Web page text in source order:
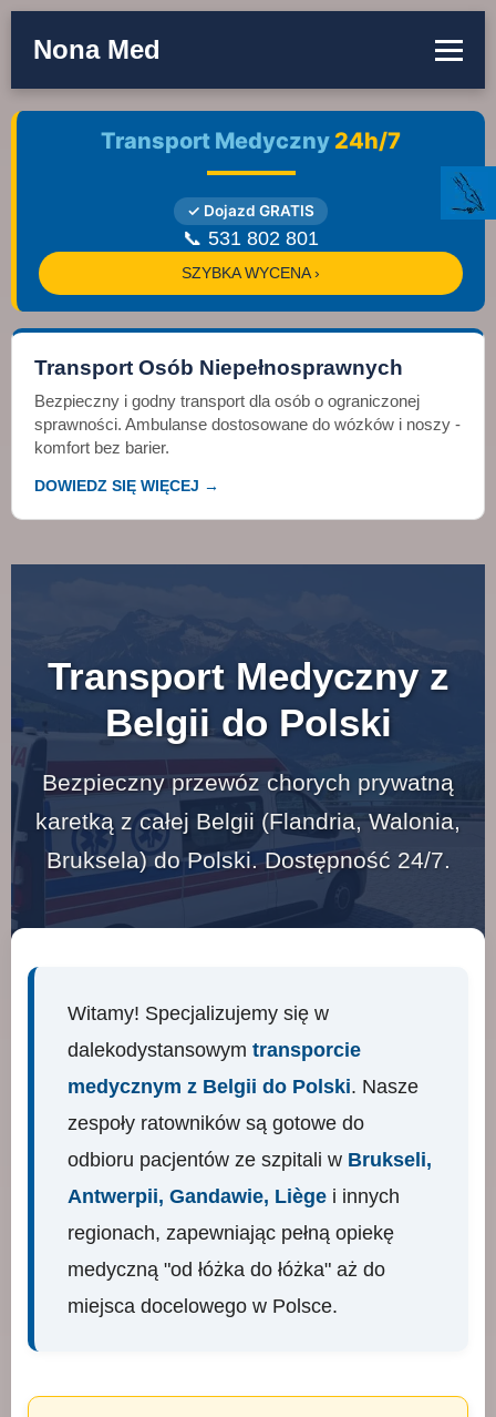
Nona Med
Transport Medyczny 24h/7
✓ Dojazd GRATIS
📞 531 802 801
SZYBKA WYCENA ›
Transport Osób Niepełnosprawnych
Bezpieczny i godny transport dla osób o ograniczonej
sprawności. Ambulanse dostosowane do wózków i noszy -
komfort bez barier.
DOWIEDZ SIĘ WIĘCEJ →
Transport Medyczny z
Belgii do Polski
Bezpieczny przewóz chorych prywatną
karetką z całej Belgii (Flandria, Walonia,
Bruksela) do Polski. Dostępność 24/7.
Witamy! Specjalizujemy się w
dalekodystansowym transporcie
medycznym z Belgii do Polski. Nasze
zespoły ratowników są gotowe do
odbioru pacjentów ze szpitali w Brukseli,
Antwerpii, Gandawie, Liège i innych
regionach, zapewniając pełną opiekę
medyczną "od łóżka do łóżka" aż do
miejsca docelowego w Polsce.